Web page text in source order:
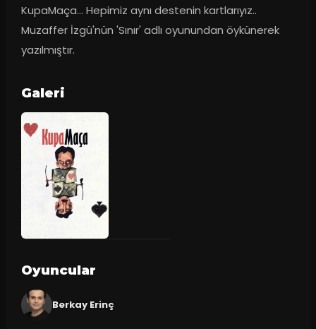
KupaMaça... Hepimiz aynı destenin kartlarıyız..
Muzaffer İzgü'nün 'Sınır' adlı oyunundan öykünerek
yazılmıştır.
Galeri
Oyuncular
Berkay Erinç